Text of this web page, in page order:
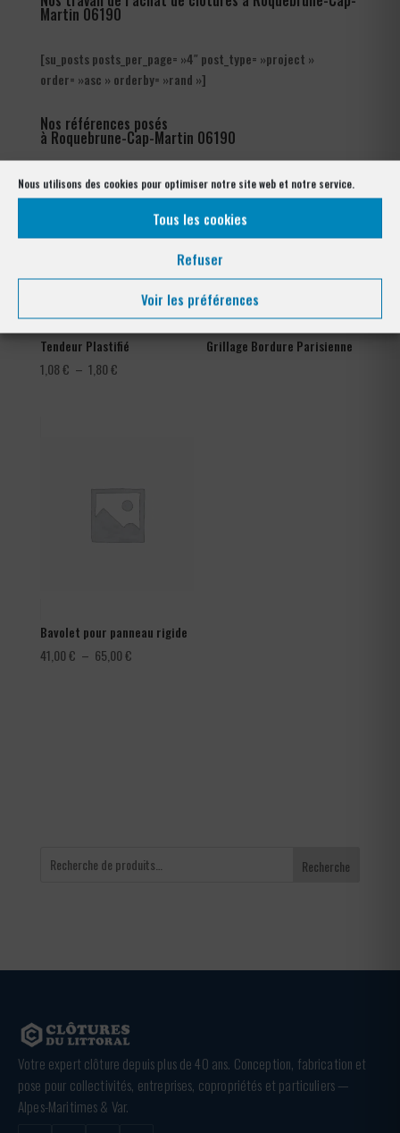
Nous utilisons des cookies pour optimiser notre site web et notre service.
Tous les cookies
Refuser
Voir les préférences
Martin 06190
[su_posts posts_per_page= »4″ post_type= »project »
order= »asc » orderby= »rand »]
Nos références posés
à Roquebrune-Cap-Martin 06190
Tendeur Plastifié
1,08€ – 1,80€Plage
Grillage Bordure Parisienne
Bavolet pour panneau rigide
41,00€ – 65,00€Plage
Recherche
Votre expert clôture depuis plus de 40 ans. Conception, fabrication et
pose pour collectivités, entreprises, copropriétés et particuliers —
Alpes-Maritimes & Var.